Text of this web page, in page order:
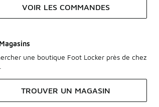
VOIR LES COMMANDES
une boutique Foot Locker près de chez
TROUVER UN MAGASIN